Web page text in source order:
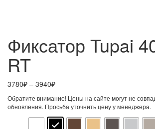
Фиксатор Tupai
RT
3780₽ – 3940₽Диапазон
3780₽
3940₽
Обратите внимание! Цены на сайте могут не
обновления. Просьба уточнить цену у менеджера.